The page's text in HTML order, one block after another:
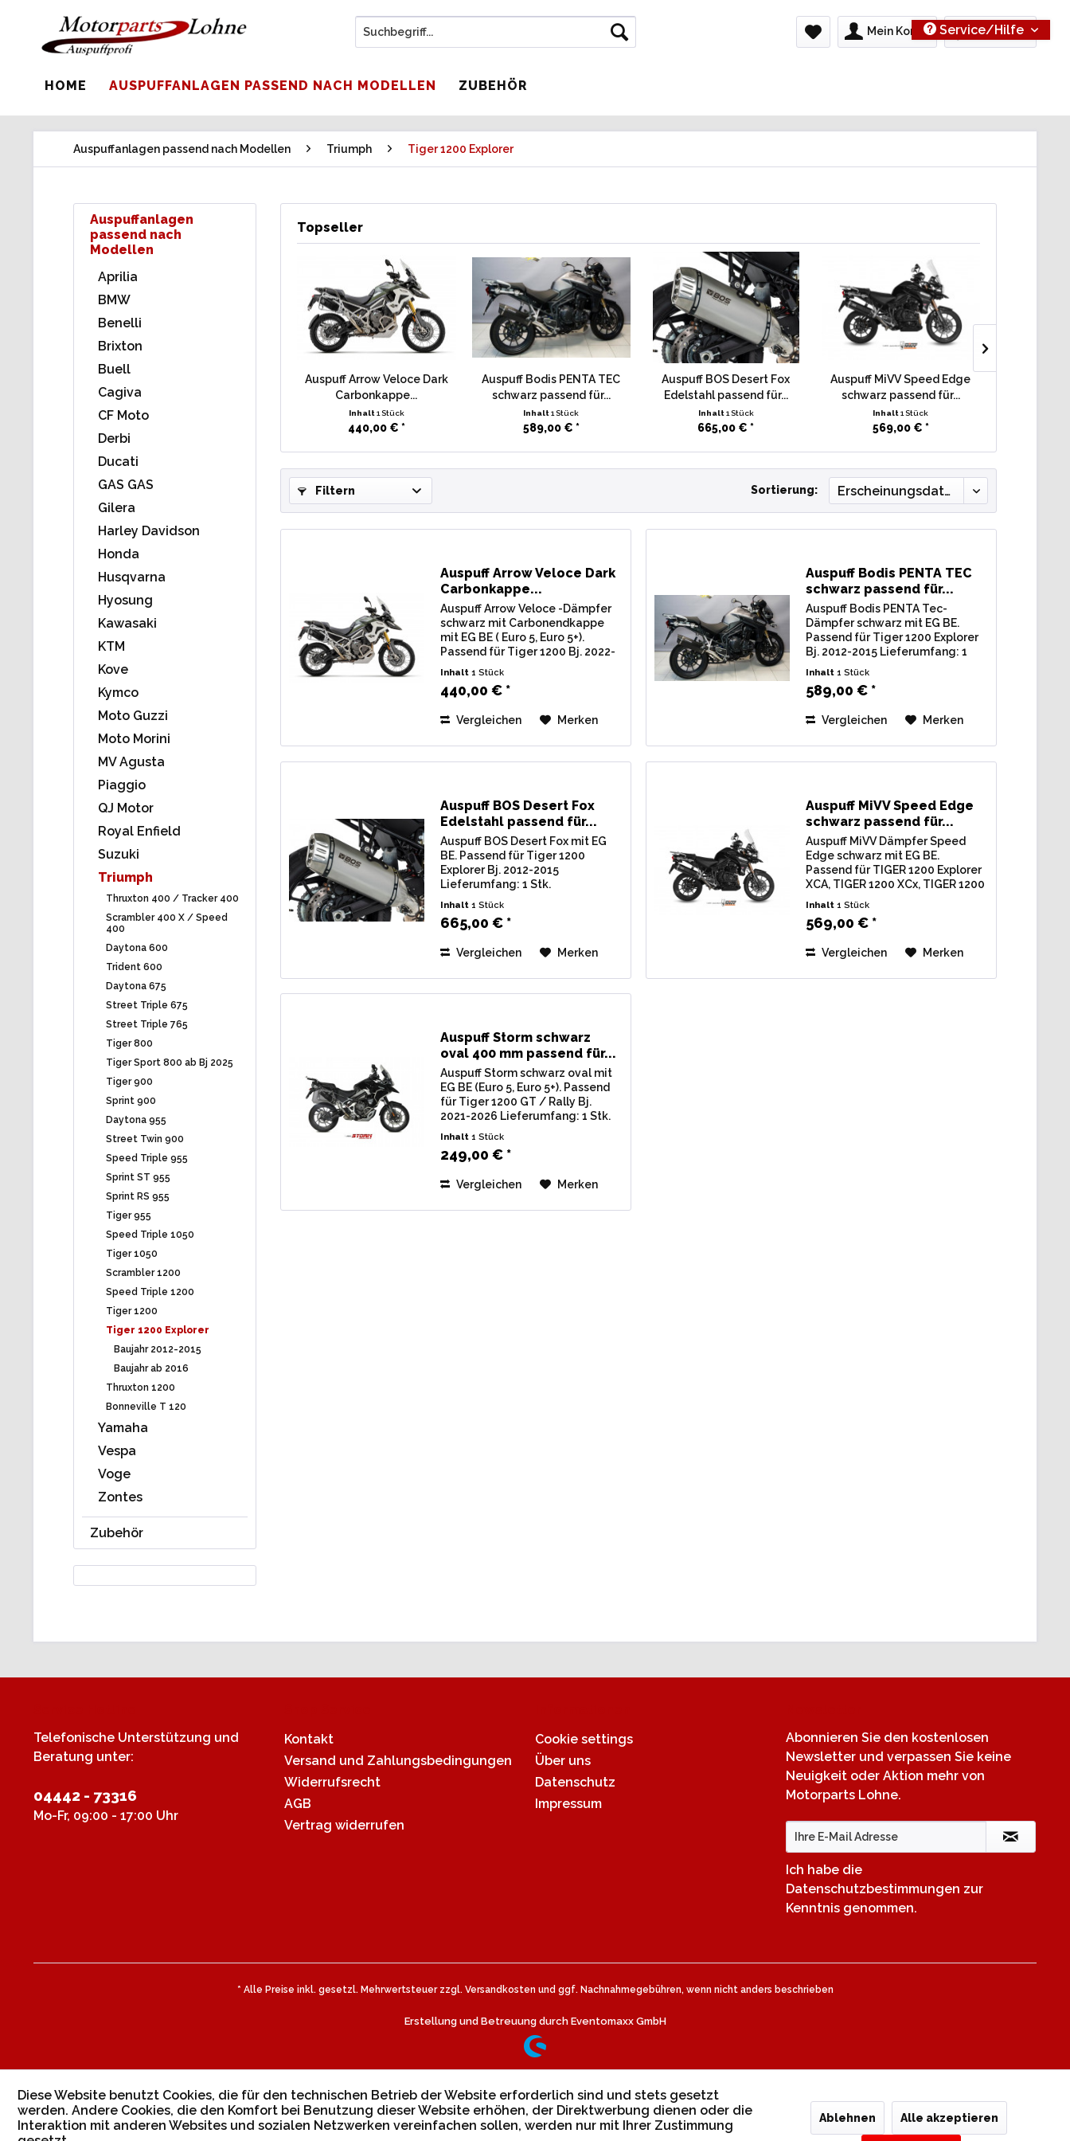
Service/Hilfe
Mein Konto 0,00 € *
HOME AUSPUFFANLAGEN PASSEND NACH MODELLEN ZUBEHÖR
Auspuffanlagen passend nach Modellen Triumph Tiger 1200 Explorer
Auspuffanlagen
passend nach
Modellen
Aprilia
BMW
Benelli
Brixton
Buell
Cagiva
CF Moto
Derbi
Ducati
GAS GAS
Gilera
Harley Davidson
Honda
Husqvarna
Hyosung
Kawasaki
KTM
Kove
Kymco
Moto Guzzi
Moto Morini
MV Agusta
Piaggio
QJ Motor
Royal Enfield
Suzuki
Triumph
Thruxton 400 / Tracker 400
Scrambler 400 X / Speed
400
Daytona 600
Trident 600
Daytona 675
Street Triple 675
Street Triple 765
Tiger 800
Tiger Sport 800 ab Bj 2025
Tiger 900
Sprint 900
Daytona 955
Street Twin 900
Speed Triple 955
Sprint ST 955
Sprint RS 955
Tiger 955
Speed Triple 1050
Tiger 1050
Scrambler 1200
Speed Triple 1200
Tiger 1200
Tiger 1200 Explorer
Baujahr 2012-2015
Baujahr ab 2016
Thruxton 1200
Bonneville T 120
Yamaha
Vespa
Voge
Zontes
Zubehör
Topseller
Auspuff Arrow Veloce Dark
Carbonkappe...
Inhalt 1 Stück
440,00 € *
Auspuff Bodis PENTA TEC
schwarz passend für...
Inhalt1 Stück
589,00 € *
Auspuff BOS Desert Fox
Edelstahl passend für...
Inhalt 1 Stück
665,00 € *
Auspuff MiVV Speed Edge
schwarz passend für...
Inhalt1 Stück
569,00 € *
Filtern Sortierung:
Auspuff Arrow Veloce Dark
Carbonkappe...
Auspuff Arrow Veloce -Dämpfer
schwarz mit Carbonendkappe
mit EG BE ( Euro 5, Euro 5+).
Passend für Tiger 1200 Bj. 2022-
2026 Typ: PV01, PVB0
Endschalldämpfer Arrow Veloce
Carbonendkappe,...
Inhalt1 Stück
440,00 € *
Vergleichen Merken
Auspuff Bodis PENTA TEC
schwarz passend für...
Auspuff Bodis PENTA Tec-
Dämpfer schwarz mit EG BE.
Passend für Tiger 1200 Explorer
Bj. 2012-2015 Lieferumfang: 1
Stk. Endschalldämpfer Bodis
Verbindungsrohr u.
/ BE...
Inhalt1 Stück
589,00 € *
Vergleichen Merken
Auspuff BOS Desert Fox
Edelstahl passend für...
Auspuff BOS Desert Fox mit EG
BE. Passend für Tiger 1200
Explorer Bj. 2012-2015
Lieferumfang: 1 Stk.
Verbindungsrohr u.
/ BE (Straßenzulassung) mit...
Inhalt1 Stück
665,00 € *
Vergleichen Merken
Auspuff MiVV Speed Edge
schwarz passend für...
Auspuff MiVV Dämpfer Speed
Edge schwarz mit EG BE.
Passend für TIGER 1200 Explorer
XCA, TIGER 1200 XCx, TIGER 1200
Lieferumfang: 1 Stk.
Edge...
Inhalt1 Stück
569,00 € *
Vergleichen Merken
Auspuff Storm schwarz
oval 400 mm passend für...
Auspuff Storm schwarz oval mit
EG BE (Euro 5, Euro 5+). Passend
für Tiger 1200 GT / Rally Bj.
2021-2026 Lieferumfang: 1 Stk.
Verbindungsrohr u.
/ BE...
Inhalt1 Stück
249,00 € *
Vergleichen Merken
Telefonische Unterstützung und
Beratung unter:
04442 - 73316
Mo-Fr, 09:00 - 17:00 Uhr
Kontakt
Versand und Zahlungsbedingungen
Widerrufsrecht
AGB
Vertrag widerrufen
Cookie settings
Über uns
Datenschutz
Impressum
Abonnieren Sie den kostenlosen
Newsletter und verpassen Sie keine
Neuigkeit oder Aktion mehr von
Motorparts Lohne.
Ich habe die
Datenschutzbestimmungen zur
Kenntnis genommen.
* Alle Preise inkl. gesetzl. Mehrwertsteuer zzgl. Versandkosten und ggf. Nachnahmegebühren, wenn nicht anders beschrieben
Erstellung und Betreuung durch Eventomaxx GmbH
Diese Website benutzt Cookies, die für den technischen Betrieb der Website erforderlich sind und stets gesetzt
werden. Andere Cookies, die den Komfort bei Benutzung dieser Website erhöhen, der Direktwerbung dienen oder die
Interaktion mit anderen Websites und sozialen Netzwerken vereinfachen sollen, werden nur mit Ihrer Zustimmung
Ablehnen Alle akzeptieren